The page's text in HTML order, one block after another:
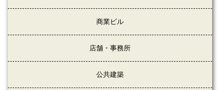
商業ビル
店舗・事務所
公共建築